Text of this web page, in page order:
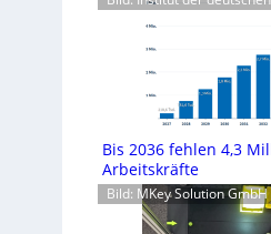
Bis 2036 fehlen 4,3
Arbeitskräfte
Bild: MKey Solution GmbH